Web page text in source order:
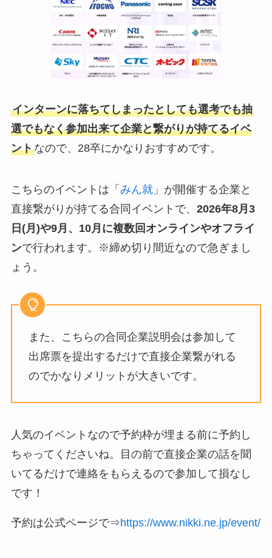
インターンに落ちてしまったとしても選考でも抽
選でもなく参加出来て企業と繋がりが持てるイベ
ントなので、28卒にかなりおすすめです。
こちらのイベントは「 みん就」が開催する企業と
直接繋がりが持てる合同イベントで、 2026年8月3
日(月)や9月、10月 に複数回オンラインやオフライ
ンで行われます。※締め切り間近なので急ぎまし
ょう。
また、こちらの合同企業説明会は参加して
出席票を提出するだけで直接企業繋がれる
のでかなりメリットが大きいです。
人気のイベントなので予約枠が埋まる前に予約し
ちゃってくださいね。目の前で直接企業の話を聞
いてるだけで連絡をもらえるので参加して損なし
です！
予約は公式ページで⇒https://www.nikki.ne.jp/event/